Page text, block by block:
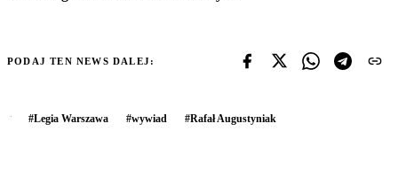
PODAJ TEN NEWS DALEJ:
#Legia Warszawa #wywiad #Rafał Augustyniak